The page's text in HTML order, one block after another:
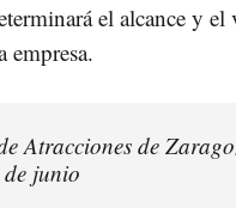
el alcance y
empresa.
Atracciones de
junio